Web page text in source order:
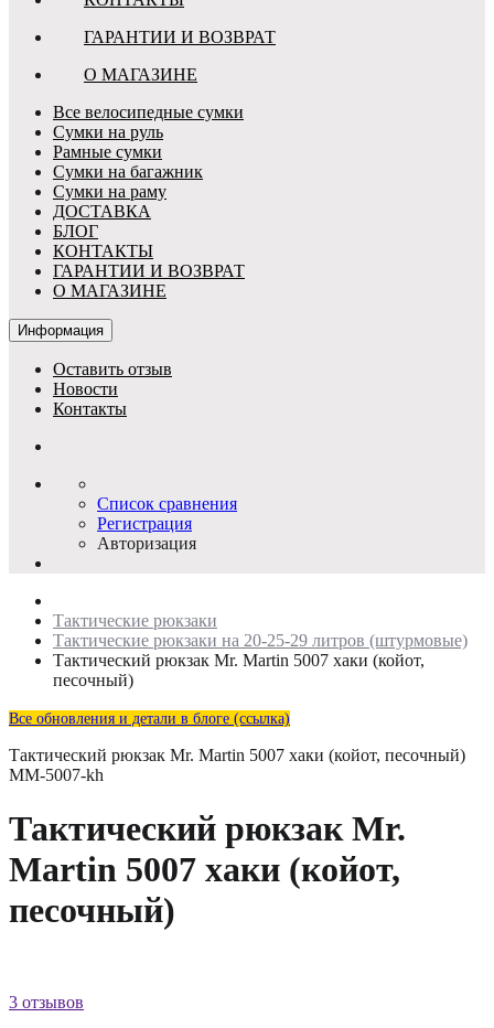
ГАРАНТИИ И ВОЗВРАТ
О МАГАЗИНЕ
Все велосипедные сумки
Сумки на руль
Рамные сумки
Сумки на багажник
Сумки на раму
ДОСТАВКА
БЛОГ
КОНТАКТЫ
ГАРАНТИИ И ВОЗВРАТ
О МАГАЗИНЕ
Информация
Оставить отзыв
Новости
Контакты
Список сравнения
Регистрация
Авторизация
Тактические рюкзаки
Тактические рюкзаки на 20-25-29 литров (штурмовые)
Тактический рюкзак Mr. Martin 5007 хаки (койот,
песочный)
Все обновления и детали в блоге (ссылка)
Тактический рюкзак Mr. Martin 5007 хаки (койот, песочный)
MM-5007-kh
Тактический рюкзак Mr.
Martin 5007 хаки (койот,
песочный)
3 отзывов